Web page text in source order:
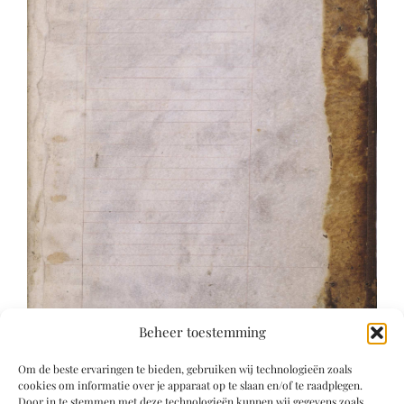
Beheer toestemming
Om de beste ervaringen te bieden, gebruiken wij technologieën zoals
cookies om informatie over je apparaat op te slaan en/of te raadplegen.